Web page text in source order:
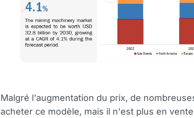
Malgré l'augmentation du prix, de
acheter ce modèle, mais il n'est plus en